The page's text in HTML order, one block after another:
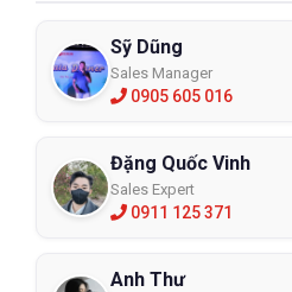
Sỹ Dũng
Sales Manager
0905 605 016
Đặng Quốc Vinh
Sales Expert
0911 125 371
Anh Thư